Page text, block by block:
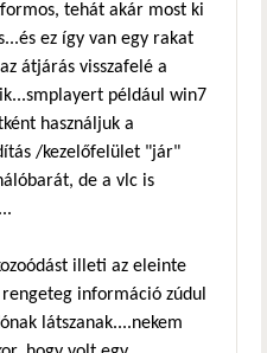
tehát akár most ki
ez így van egy rakat
átjárás visszafelé a
például win7
használjuk a
/kezelőfelület "jár"
de a vlc is
illeti az eleinte
információ zúdul
látszanak....nekem